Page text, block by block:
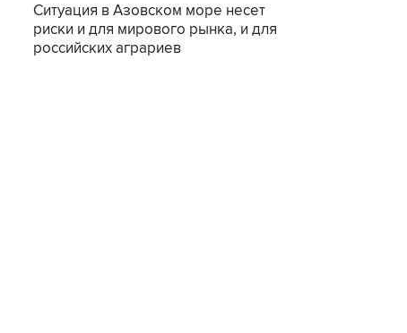
Ситуация в Азовском море несет
риски и для мирового рынка, и для
российских аграриев